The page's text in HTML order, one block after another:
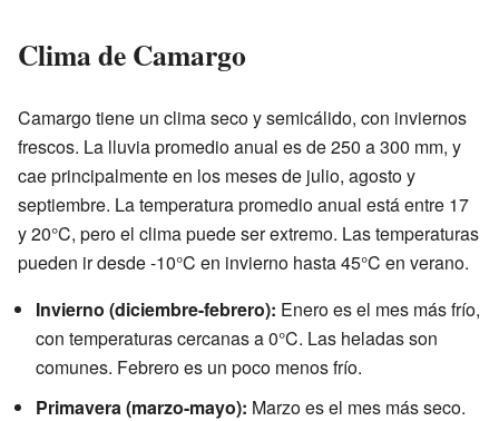
Clima de Camargo
Camargo tiene un clima seco y semicálido, con inviernos
frescos. La lluvia promedio anual es de 250 a 300 mm, y
cae principalmente en los meses de julio, agosto y
septiembre. La temperatura promedio anual está entre 17
y 20°C, pero el clima puede ser extremo. Las temperaturas
pueden ir desde -10°C en invierno hasta 45°C en verano.
Invierno (diciembre-febrero): Enero es el mes más frío,
con temperaturas cercanas a 0°C. Las heladas son
comunes. Febrero es un poco menos frío.
Primavera (marzo-mayo): Marzo es el mes más seco.